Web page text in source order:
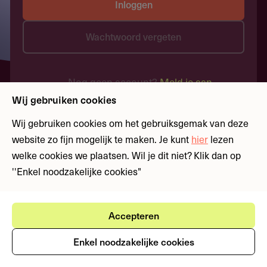
Inloggen
Wachtwoord vergeten
Nog geen account?Meld je aan
Wij gebruiken cookies
Wij gebruiken cookies om het gebruiksgemak van deze
website zo fijn mogelijk te maken. Je kunt hier lezen
welke cookies we plaatsen. Wil je dit niet? Klik dan op
''Enkel noodzakelijke cookies"
Accepteren
Enkel noodzakelijke cookies